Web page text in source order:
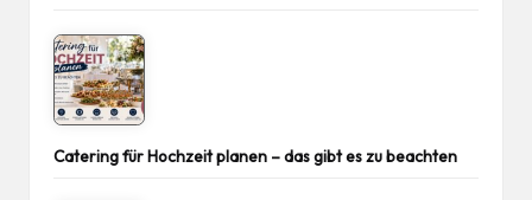
Catering für Hochzeit planen – das gibt es zu beachten